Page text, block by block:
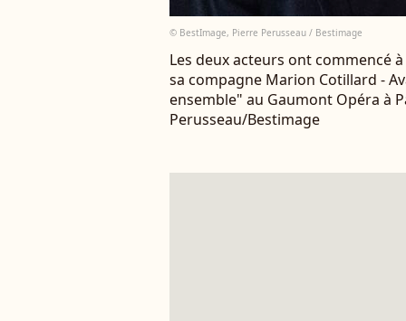
© BestImage, Pierre Perusseau / Bestimage
Les deux acteurs ont commencé
sa compagne Marion Cotillard -
ensemble" au Gaumont Opéra à
Perusseau/Bestimage